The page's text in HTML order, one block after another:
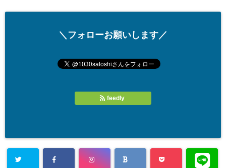
＼フォローお願いします／
feedly